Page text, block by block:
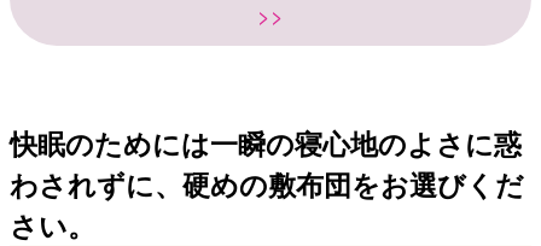
>>
快眠のためには一瞬の寝心地のよさに惑
わされずに、硬めの敷布団をお選びくだ
さい。